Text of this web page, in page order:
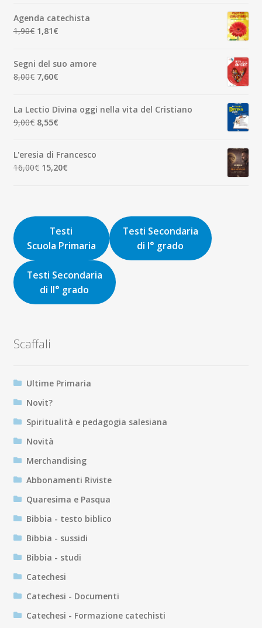
era:
7,00€.
è:
6,65€.
Agenda catechista
1,90€ Il
era:
1,90€.
1,81€Il
è:
1,81€.
Segni del suo amore
8,00€ Il
era:
8,00€.
7,60€Il
è:
7,60€.
La Lectio Divina oggi nella vita del Cristiano
9,00€ Il
era:
9,00€.
8,55€Il
è:
8,55€.
L'eresia di Francesco
16,00€ Il
16,00€.
15,20€Il
15,20€.
Testi
Scuola Primaria
Testi Secondaria
di I° grado
Testi Secondaria
di II° grado
Scaffali
Ultime Primaria
Novit?
Spiritualità e pedagogia salesiana
Novità
Merchandising
Abbonamenti Riviste
Quaresima e Pasqua
Bibbia - testo biblico
Bibbia - sussidi
Bibbia - studi
Catechesi
Catechesi - Documenti
Catechesi - Formazione catechisti